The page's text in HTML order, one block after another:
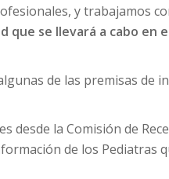
y trabajamos
que se llevará a cabo en
de las premisas de
la Comisión de
de los Pediatras